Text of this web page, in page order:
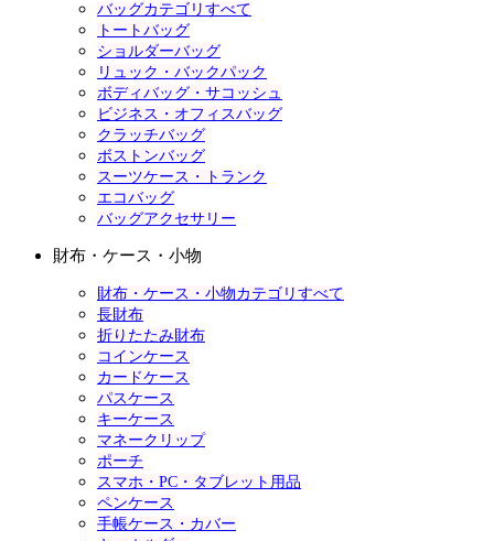
バッグカテゴリすべて
トートバッグ
ショルダーバッグ
リュック・バックパック
ボディバッグ・サコッシュ
ビジネス・オフィスバッグ
クラッチバッグ
ボストンバッグ
スーツケース・トランク
エコバッグ
バッグアクセサリー
財布・ケース・小物
財布・ケース・小物カテゴリすべて
長財布
折りたたみ財布
コインケース
カードケース
パスケース
キーケース
マネークリップ
ポーチ
スマホ・PC・タブレット用品
ペンケース
手帳ケース・カバー